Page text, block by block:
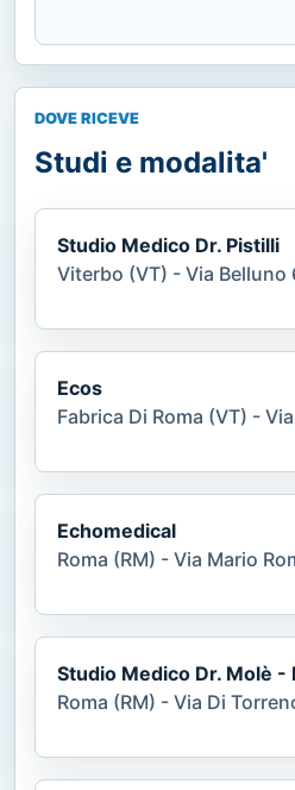
DOVE RICEVE
Studi e modalita'
Studio Medico Dr. Pistilli
Viterbo (VT) - Via Belluno
Ecos
Fabrica Di Roma (VT) -
Echomedical
Roma (RM) - Via Mario
Studio Medico Dr. Molè -
Roma (RM) - Via Di